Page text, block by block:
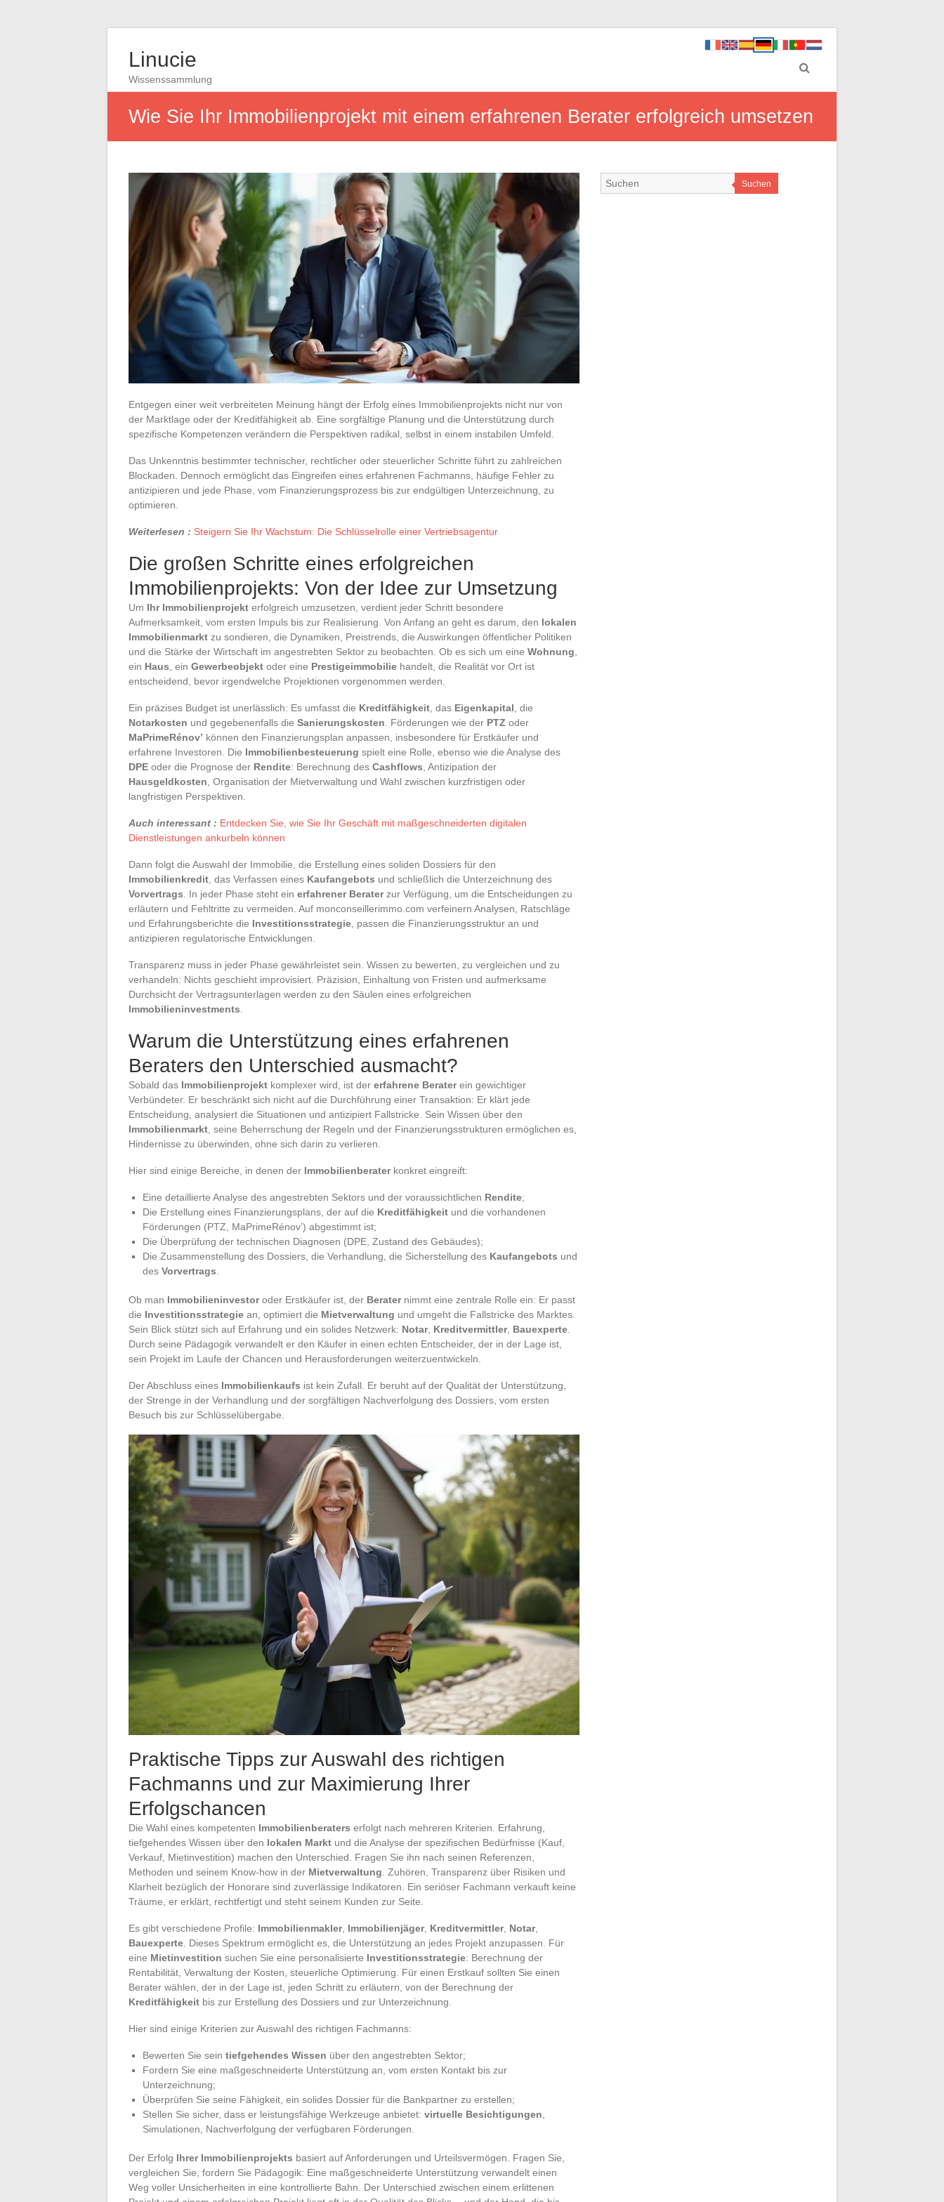
Linucie
Wissenssammlung
Wie Sie Ihr Immobilienprojekt mit einem erfahrenen Berater erfolgreich umsetzen
Entgegen einer weit verbreiteten Meinung hängt der Erfolg eines Immobilienprojekts nicht nur von
der Marktlage oder der Kreditfähigkeit ab. Eine sorgfältige Planung und die Unterstützung durch
spezifische Kompetenzen verändern die Perspektiven radikal, selbst in einem instabilen Umfeld.
Das Unkenntnis bestimmter technischer, rechtlicher oder steuerlicher Schritte führt zu zahlreichen
Blockaden. Dennoch ermöglicht das Eingreifen eines erfahrenen Fachmanns, häufige Fehler zu
antizipieren und jede Phase, vom Finanzierungsprozess bis zur endgültigen Unterzeichnung, zu
optimieren.
Weiterlesen : Steigern Sie Ihr Wachstum: Die Schlüsselrolle einer Vertriebsagentur
Die großen Schritte eines erfolgreichen
Immobilienprojekts: Von der Idee zur Umsetzung
Um Ihr Immobilienprojekt erfolgreich umzusetzen, verdient jeder Schritt besondere
Aufmerksamkeit, vom ersten Impuls bis zur Realisierung. Von Anfang an geht es darum, den lokalen
Immobilienmarkt zu sondieren, die Dynamiken, Preistrends, die Auswirkungen öffentlicher Politiken
und die Stärke der Wirtschaft im angestrebten Sektor zu beobachten. Ob es sich um eine Wohnung
ein Haus , ein Gewerbeobjekt oder eine Prestigeimmobilie handelt, die Realität vor Ort ist
entscheidend, bevor irgendwelche Projektionen vorgenommen werden.
Ein präzises Budget ist unerlässlich: Es umfasst die Kreditfähigkeit , das Eigenkapital , die
Notarkosten und gegebenenfalls die Sanierungskosten . Förderungen wie der PTZ oder
MaPrimeRénov’ können den Finanzierungsplan anpassen, insbesondere für Erstkäufer und
erfahrene Investoren. Die Immobilienbesteuerung spielt eine Rolle, ebenso wie die Analyse des
DPE oder die Prognose der Rendite: Berechnung des Cashflows , Antizipation der
Hausgeldkosten , Organisation der Mietverwaltung und Wahl zwischen kurzfristigen oder
langfristigen Perspektiven.
Auch interessant : Entdecken Sie, wie Sie Ihr Geschäft mit maßgeschneiderten digitalen
Dienstleistungen ankurbeln können
Dann folgt die Auswahl der Immobilie, die Erstellung eines soliden Dossiers für den
Immobilienkredit , das Verfassen eines Kaufangebots und schließlich die Unterzeichnung des
Vorvertrags . In jeder Phase steht ein erfahrener Beraterzur Verfügung, um die Entscheidungen zu
erläutern und Fehltritte zu vermeiden. Auf monconseillerimmo.com verfeinern Analysen, Ratschläge
und Erfahrungsberichte die Investitionsstrategie , passen die Finanzierungsstruktur an und
antizipieren regulatorische Entwicklungen.
Transparenz muss in jeder Phase gewährleistet sein. Wissen zu bewerten, zu vergleichen und zu
verhandeln: Nichts geschieht improvisiert. Präzision, Einhaltung von Fristen und aufmerksame
Durchsicht der Vertragsunterlagen werden zu den Säulen eines erfolgreichen
Immobilieninvestments
Warum die Unterstützung eines erfahrenen
Beraters den Unterschied ausmacht?
Sobald das Immobilienprojekt komplexer wird, ist der erfahrene Beraterein gewichtiger
Verbündeter. Er beschränkt sich nicht auf die Durchführung einer Transaktion: Er klärt jede
Entscheidung, analysiert die Situationen und antizipiert Fallstricke. Sein Wissen über den
Immobilienmarkt , seine Beherrschung der Regeln und der Finanzierungsstrukturen ermöglichen es,
Hindernisse zu überwinden, ohne sich darin zu verlieren.
Hier sind einige Bereiche, in denen der Immobilienberaterkonkret eingreift:
Eine detaillierte Analyse des angestrebten Sektors und der voraussichtlichen Rendite;
Die Erstellung eines Finanzierungsplans, der auf die Kreditfähigkeit und die vorhandenen
Förderungen (PTZ, MaPrimeRénov’) abgestimmt ist;
Die Überprüfung der technischen Diagnosen (DPE, Zustand des Gebäudes);
Die Zusammenstellung des Dossiers, die Verhandlung, die Sicherstellung des Kaufangebots und
des Vorvertrags
Ob man Immobilieninvestoroder Erstkäufer ist, der Beraternimmt eine zentrale Rolle ein: Er passt
die Investitionsstrategie an, optimiert die Mietverwaltung und umgeht die Fallstricke des Marktes.
Sein Blick stützt sich auf Erfahrung und ein solides Netzwerk: Notar, Kreditvermittler, Bauexperte
Durch seine Pädagogik verwandelt er den Käufer in einen echten Entscheider, der in der Lage ist,
sein Projekt im Laufe der Chancen und Herausforderungen weiterzuentwickeln.
Der Abschluss eines Immobilienkaufs ist kein Zufall. Er beruht auf der Qualität der Unterstützung,
der Strenge in der Verhandlung und der sorgfältigen Nachverfolgung des Dossiers, vom ersten
Besuch bis zur Schlüsselübergabe.
Praktische Tipps zur Auswahl des richtigen
Fachmanns und zur Maximierung Ihrer
Erfolgschancen
Die Wahl eines kompetenten Immobilienberaters erfolgt nach mehreren Kriterien. Erfahrung,
tiefgehendes Wissen über den lokalen Markt und die Analyse der spezifischen Bedürfnisse (Kauf,
Verkauf, Mietinvestition) machen den Unterschied. Fragen Sie ihn nach seinen Referenzen,
Methoden und seinem Know-how in der Mietverwaltung . Zuhören, Transparenz über Risiken und
Klarheit bezüglich der Honorare sind zuverlässige Indikatoren. Ein seriöser Fachmann verkauft keine
Träume, er erklärt, rechtfertigt und steht seinem Kunden zur Seite.
Es gibt verschiedene Profile: Immobilienmakler, Immobilienjäger, Kreditvermittler, Notar,
Bauexperte . Dieses Spektrum ermöglicht es, die Unterstützung an jedes Projekt anzupassen. Für
eine Mietinvestition suchen Sie eine personalisierte Investitionsstrategie: Berechnung der
Rentabilität, Verwaltung der Kosten, steuerliche Optimierung. Für einen Erstkauf sollten Sie einen
Berater wählen, der in der Lage ist, jeden Schritt zu erläutern, von der Berechnung der
Kreditfähigkeit bis zur Erstellung des Dossiers und zur Unterzeichnung.
Hier sind einige Kriterien zur Auswahl des richtigen Fachmanns:
Bewerten Sie sein tiefgehendes Wissen über den angestrebten Sektor;
Fordern Sie eine maßgeschneiderte Unterstützung an, vom ersten Kontakt bis zur
Unterzeichnung;
Überprüfen Sie seine Fähigkeit, ein solides Dossier für die Bankpartner zu erstellen;
Stellen Sie sicher, dass er leistungsfähige Werkzeuge anbietet: virtuelle Besichtigungen
Simulationen, Nachverfolgung der verfügbaren Förderungen.
Der Erfolg Ihrer Immobilienprojekts basiert auf Anforderungen und Urteilsvermögen. Fragen Sie,
vergleichen Sie, fordern Sie Pädagogik: Eine maßgeschneiderte Unterstützung verwandelt einen
Weg voller Unsicherheiten in eine kontrollierte Bahn. Der Unterschied zwischen einem erlittenen
Suchen